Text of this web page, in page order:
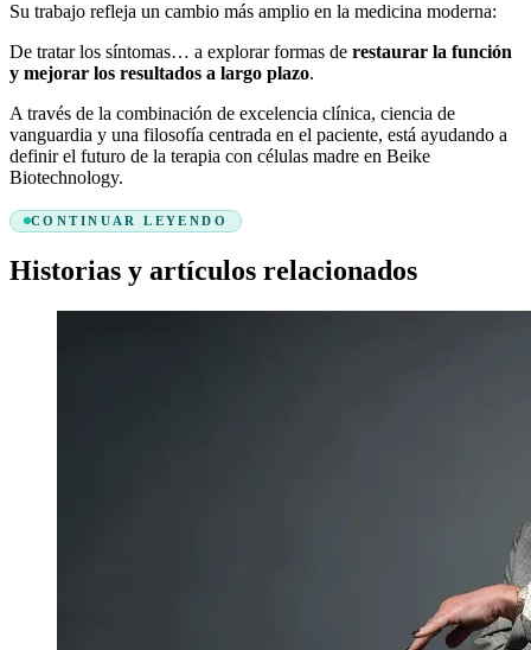
Su trabajo refleja un cambio más amplio en la medicina moderna:
De tratar los síntomas… a explorar formas de restaurar la función
y mejorar los resultados a largo plazo.
A través de la combinación de excelencia clínica, ciencia de
vanguardia y una filosofía centrada en el paciente, está ayudando a
definir el futuro de la terapia con células madre en Beike
Biotechnology.
CONTINUAR LEYENDO
Historias y artículos relacionados